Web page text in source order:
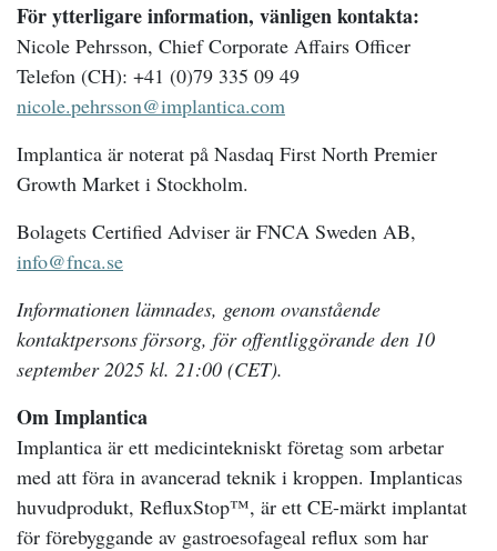
För ytterligare information, vänligen kontakta:
Nicole Pehrsson, Chief Corporate Affairs Officer
Telefon (CH): +41 (0)79 335 09 49
nicole.pehrsson@implantica.com
Implantica är noterat på Nasdaq First North Premier
Growth Market i Stockholm.
Bolagets Certified Adviser är FNCA Sweden AB,
info@fnca.se
Informationen lämnades, genom ovanstående
kontaktpersons försorg, för offentliggörande den 10
september 2025 kl. 21:00 (CET).
Om Implantica
Implantica är ett medicintekniskt företag som arbetar
med att föra in avancerad teknik i kroppen. Implanticas
huvudprodukt, RefluxStop™, är ett CE-märkt implantat
för förebyggande av gastroesofageal reflux som har